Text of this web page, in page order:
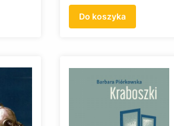
Do koszyka